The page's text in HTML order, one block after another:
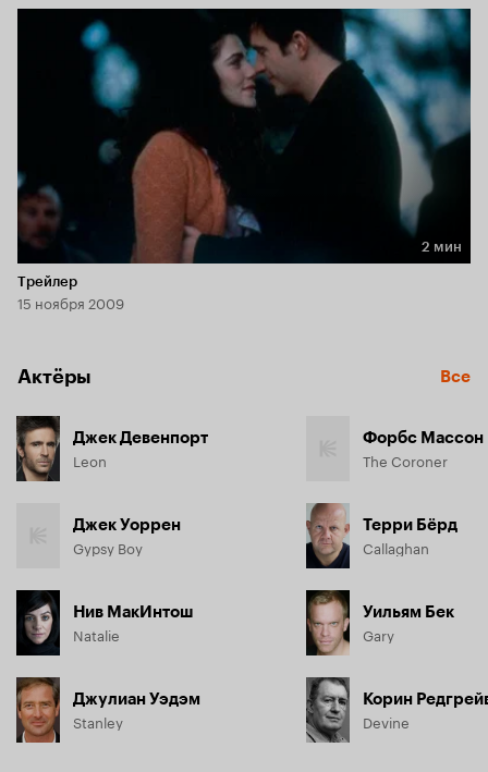
Длительность 2 мин
2 мин
Трейлер
15 ноября 2009
Актёры Все
Джек Девенпорт
Leon
Джек Уоррен
Gypsy Boy
Нив МакИнтош
Natalie
Джулиан Уэдэм
Stanley
Форбс Массон
The Coroner
Терри Бёрд
Callaghan
Уильям Бек
Gary
Корин
Devine